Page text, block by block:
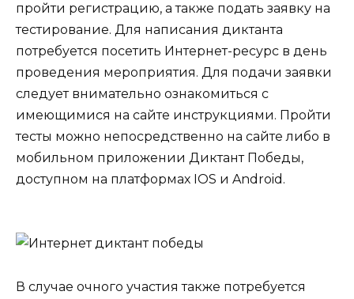
пройти регистрацию, а также подать заявку на
тестирование. Для написания диктанта
потребуется посетить Интернет-ресурс в день
проведения мероприятия. Для подачи заявки
следует внимательно ознакомиться с
имеющимися на сайте инструкциями. Пройти
тесты можно непосредственно на сайте либо в
мобильном приложении Диктант Победы,
доступном на платформах IOS и Android.
В случае очного участия также потребуется